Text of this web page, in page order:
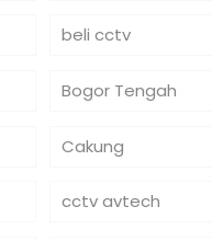
beli cctv
Bogor Tengah
Cakung
cctv avtech